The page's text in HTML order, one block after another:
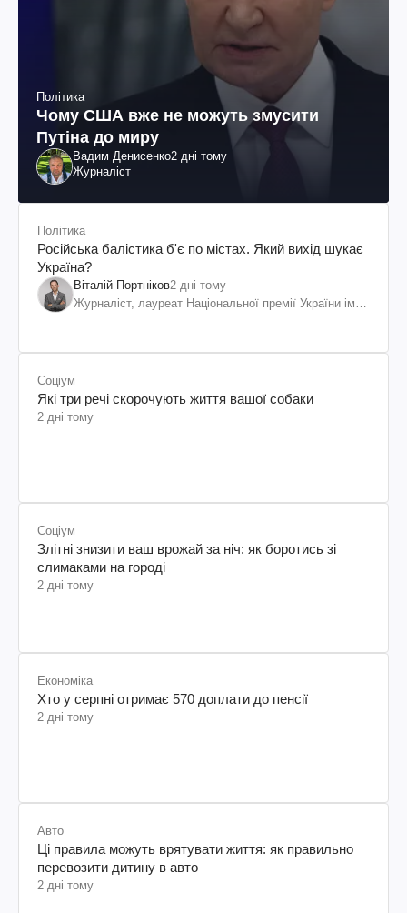
Політика
Чому США вже не можуть змусити
Путіна до миру
Вадим Денисенко2 дні тому
Журналіст
Політика
Російська балістика б'є по містах. Який вихід шукає
Україна?
Віталій Портніков2 дні тому
Журналіст, лауреат Національної премії України ім.
Соціум
Які три речі скорочують життя вашої собаки
2 дні тому
Соціум
Злітні знизити ваш врожай за ніч: як боротись зі
слимаками на городі
2 дні тому
Економіка
Хто у серпні отримає 570 доплати до пенсії
2 дні тому
Авто
Ці правила можуть врятувати життя: як правильно
перевозити дитину в авто
2 дні тому